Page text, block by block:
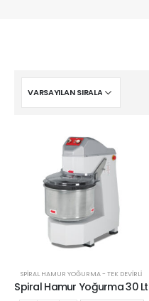
SPİRAL HAMUR YOĞURMA - TEK DEVİRLİ
Spiral Hamur Yoğurma 30 Lt